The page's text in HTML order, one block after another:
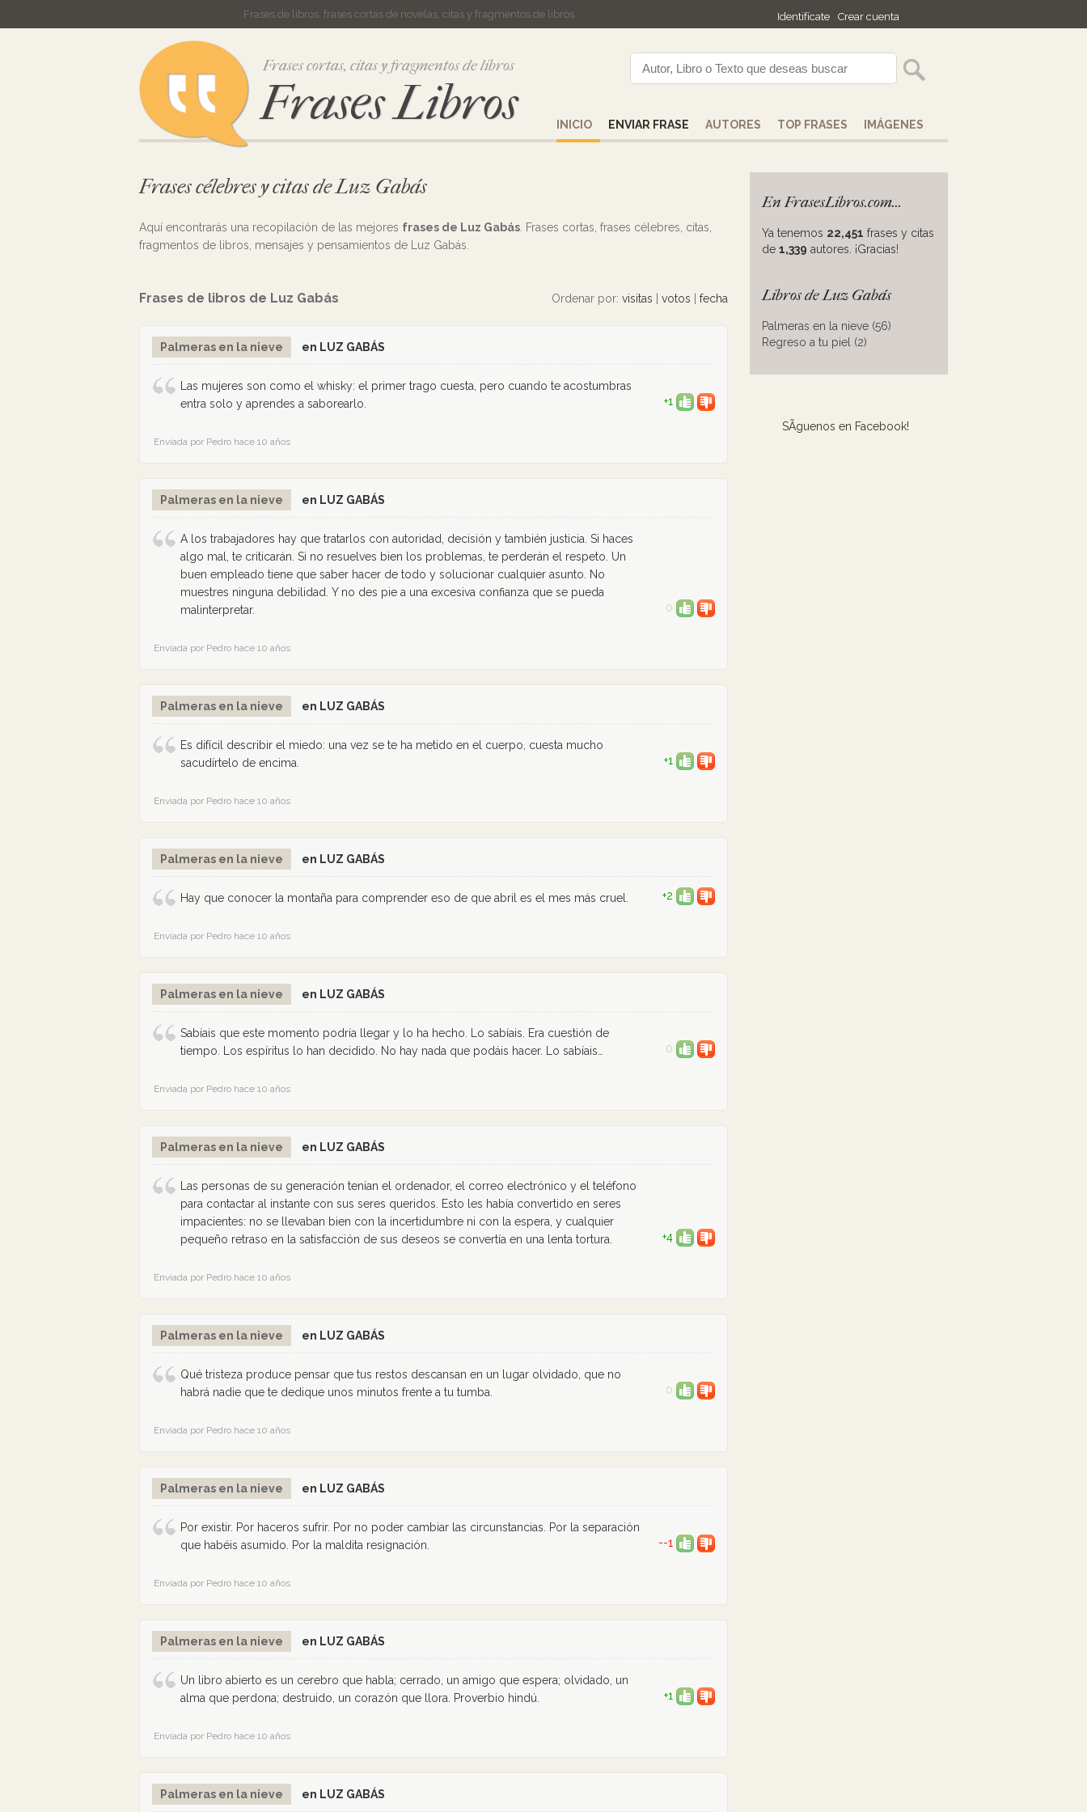
Identifícate Crear cuenta
Frases de libros, frases cortas de novelas, citas y fragmentos de libros
Frases cortas, citas y fragmentos de libros
Frases Libros INICIO ENVIAR FRASE AUTORES TOP FRASES IMÁGENES
Frases célebres y citas de Luz Gabás
Aquí encontrarás una recopilación de las mejores frases de Luz Gabás . Frases cortas, frases célebres, citas,
fragmentos de libros, mensajes y pensamientos de Luz Gabás.
Ordenar por: visitas votos fecha
Frases de libros de Luz Gabás
Palmeras en la nieve en LUZ GABÁS
Las mujeres son como el whisky: el primer trago cuesta, pero cuando te acostumbras
entra solo y aprendes a saborearlo.
+1
Enviada por Pedro hace 10 años
Palmeras en la nieve en LUZ GABÁS
A los trabajadores hay que tratarlos con autoridad, decisión y también justicia. Si haces
algo mal, te criticarán. Si no resuelves bien los problemas, te perderán el respeto. Un
buen empleado tiene que saber hacer de todo y solucionar cualquier asunto. No
muestres ninguna debilidad. Y no des pie a una excesiva confianza que se pueda
malinterpretar.
0
Enviada por Pedro hace 10 años
Palmeras en la nieve en LUZ GABÁS
Es difícil describir el miedo: una vez se te ha metido en el cuerpo, cuesta mucho
sacudírtelo de encima.
+1
Enviada por Pedro hace 10 años
Palmeras en la nieve en LUZ GABÁS
Hay que conocer la montaña para comprender eso de que abril es el mes más cruel. +2
Enviada por Pedro hace 10 años
Palmeras en la nieve en LUZ GABÁS
Sabíais que este momento podría llegar y lo ha hecho. Lo sabíais. Era cuestión de
tiempo. Los espíritus lo han decidido. No hay nada que podáis hacer. Lo sabíais…
0
Enviada por Pedro hace 10 años
Palmeras en la nieve en LUZ GABÁS
Las personas de su generación tenían el ordenador, el correo electrónico y el teléfono
para contactar al instante con sus seres queridos. Esto les había convertido en seres
impacientes: no se llevaban bien con la incertidumbre ni con la espera, y cualquier
pequeño retraso en la satisfacción de sus deseos se convertía en una lenta tortura.
+4
Enviada por Pedro hace 10 años
Palmeras en la nieve en LUZ GABÁS
Qué tristeza produce pensar que tus restos descansan en un lugar olvidado, que no
habrá nadie que te dedique unos minutos frente a tu tumba.
0
Enviada por Pedro hace 10 años
Palmeras en la nieve en LUZ GABÁS
Por existir. Por haceros sufrir. Por no poder cambiar las circunstancias. Por la separación
que habéis asumido. Por la maldita resignación.
--1
Enviada por Pedro hace 10 años
Palmeras en la nieve en LUZ GABÁS
Un libro abierto es un cerebro que habla; cerrado, un amigo que espera; olvidado, un
alma que perdona; destruido, un corazón que llora. Proverbio hindú.
+1
Enviada por Pedro hace 10 años
Palmeras en la nieve en LUZ GABÁS
En FrasesLibros.com...
Ya tenemos 22,451 frases y citas
de 1,339 autores. ¡Gracias!
Libros de Luz Gabás
Palmeras en la nieve (56)
Regreso a tu piel (2)
SÃ­guenos en Facebook!